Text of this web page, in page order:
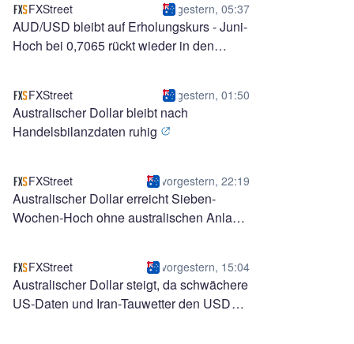
FXStreet gestern, 05:37
AUD/USD bleibt auf Erholungskurs - Juni-
Hoch bei 0,7065 rückt wieder in den
FXStreet gestern, 01:50
Australischer Dollar bleibt nach
Handelsbilanzdaten ruhig
FXStreet vorgestern, 22:19
Australischer Dollar erreicht Sieben-
Wochen-Hoch ohne australischen Anlass
FXStreet vorgestern, 15:04
Australischer Dollar steigt, da schwächere
US-Daten und Iran-Tauwetter den USD